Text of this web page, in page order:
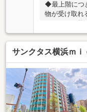
◆最上階につ
物が受け取れ
アクセス可
フォーム済♪
信頼で未公開
す。宅建士
持つ『ライフ
の老後も見据
ご相談下さい
☆
サンクタス横浜ｍｉ